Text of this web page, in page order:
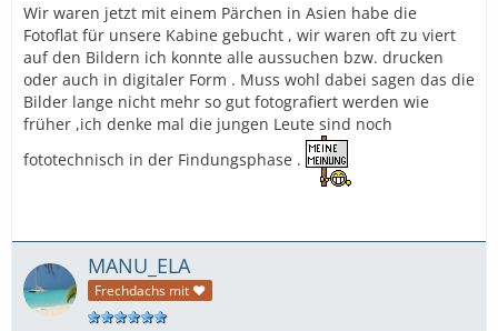
Wir waren jetzt mit einem Pärchen in Asien habe die
Fotoflat für unsere Kabine gebucht , wir waren oft zu viert
auf den Bildern ich konnte alle aussuchen bzw. drucken
oder auch in digitaler Form . Muss wohl dabei sagen das die
Bilder lange nicht mehr so gut fotografiert werden wie
früher ,ich denke mal die jungen Leute sind noch
fototechnisch in der Findungsphase .
MANU_ELA
Frechdachs mit ❤